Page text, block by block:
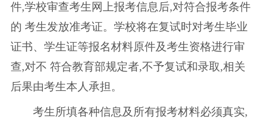
件,学校审查考生网上报考信息后,对符合报考条件
的 考生发放准考证。学校将在复试时对考生毕业
证书、学生证等报名材料原件及考生资格进行审
查,对不 符合教育部规定者,不予复试和录取,相关
后果由考生本人承担。
考生所填各种信息及所有报考材料必须真实,